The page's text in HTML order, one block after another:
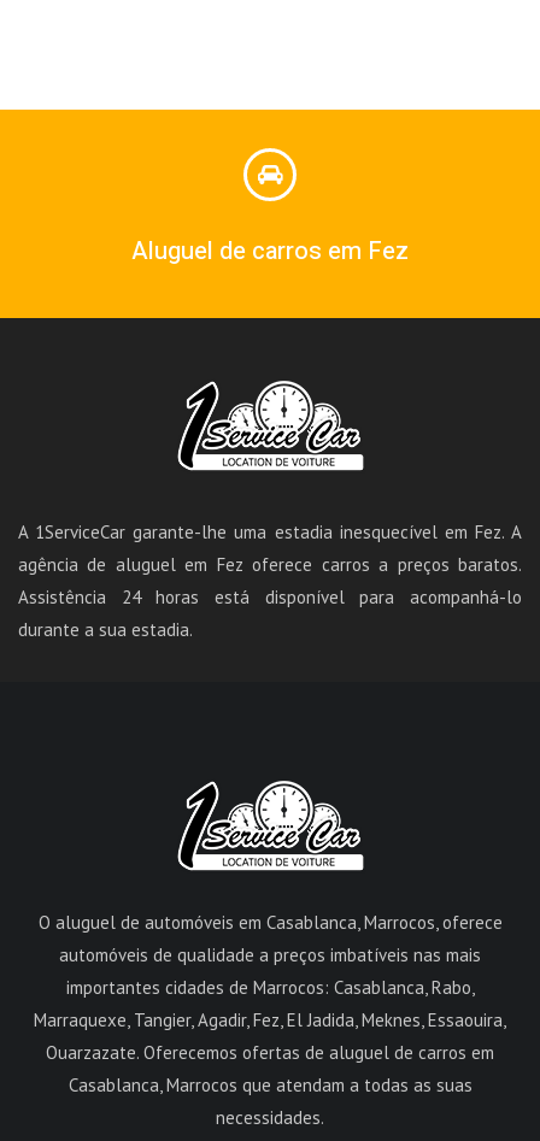
Aluguel de carros em Fez
A 1ServiceCar garante-lhe uma estadia inesquecível em Fez. A
agência de aluguel em Fez oferece carros a preços baratos.
Assistência 24 horas está disponível para acompanhá-lo
durante a sua estadia.
O aluguel de automóveis em Casablanca, Marrocos, oferece
automóveis de qualidade a preços imbatíveis nas mais
importantes cidades de Marrocos: Casablanca, Rabo,
Marraquexe, Tangier, Agadir, Fez, El Jadida, Meknes, Essaouira,
Ouarzazate. Oferecemos ofertas de aluguel de carros em
Casablanca, Marrocos que atendam a todas as suas
necessidades.